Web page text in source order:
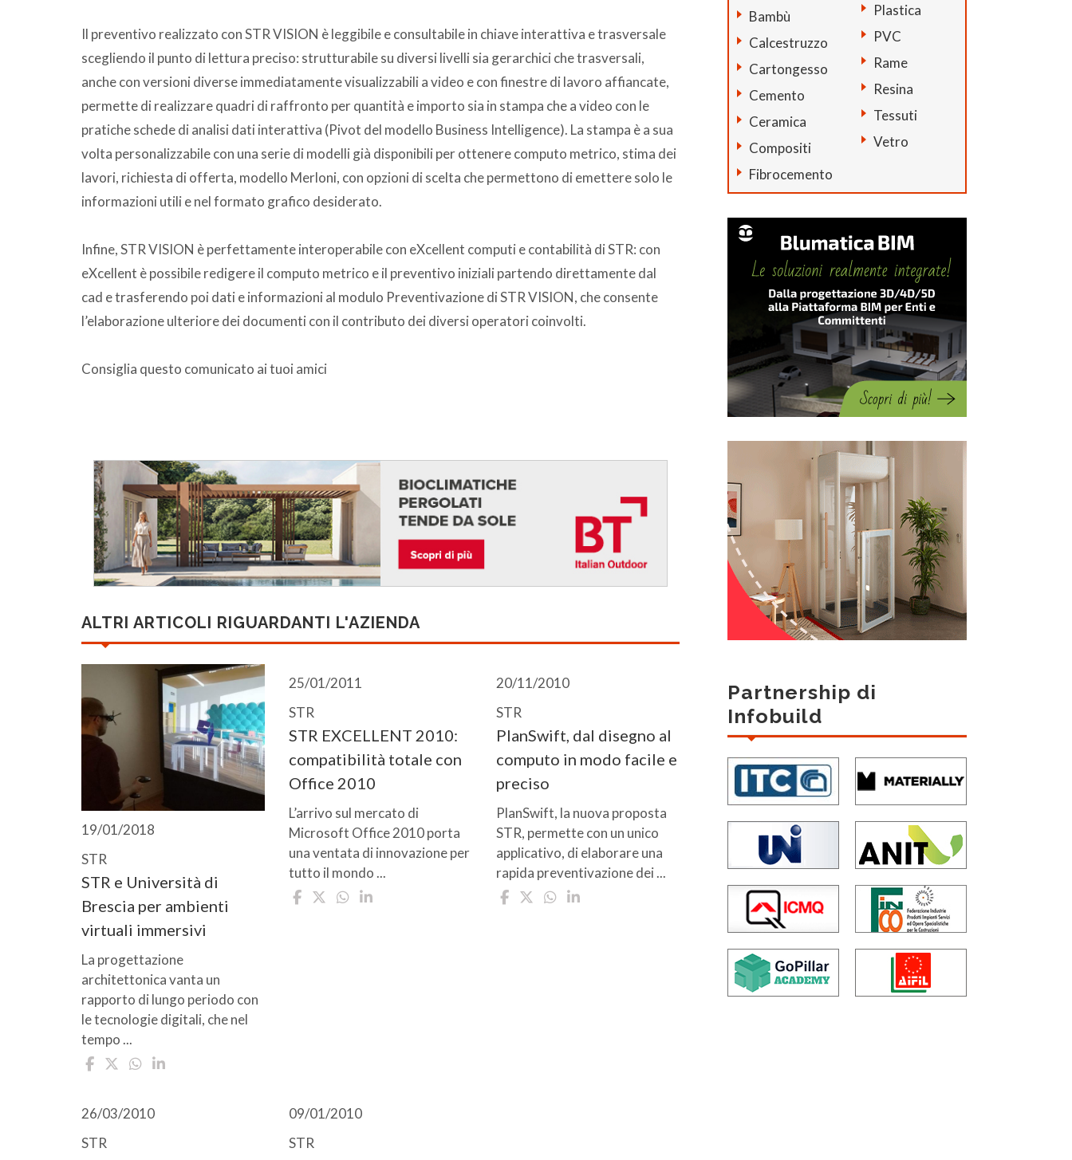
Il preventivo realizzato con STR VISION è leggibile e consultabile in chiave interattiva e trasversale
scegliendo il punto di lettura preciso: strutturabile su diversi livelli sia gerarchici che trasversali,
anche con versioni diverse immediatamente visualizzabili a video e con finestre di lavoro affiancate,
permette di realizzare quadri di raffronto per quantità e importo sia in stampa che a video con le
pratiche schede di analisi dati interattiva (Pivot del modello Business Intelligence). La stampa è a sua
volta personalizzabile con una serie di modelli già disponibili per ottenere computo metrico, stima dei
lavori, richiesta di offerta, modello Merloni, con opzioni di scelta che permettono di emettere solo le
informazioni utili e nel formato grafico desiderato.
Infine, STR VISION è perfettamente interoperabile con eXcellent computi e contabilità di STR: con
eXcellent è possibile redigere il computo metrico e il preventivo iniziali partendo direttamente dal
cad e trasferendo poi dati e informazioni al modulo Preventivazione di STR VISION, che consente
l’elaborazione ulteriore dei documenti con il contributo dei diversi operatori coinvolti.
Consiglia questo comunicato ai tuoi amici
ALTRI ARTICOLI RIGUARDANTI L'AZIENDA
19/01/2018
STR
STR e Università di
Brescia per ambienti
virtuali immersivi
La progettazione
architettonica vanta un
rapporto di lungo periodo con
le tecnologie digitali, che nel
tempo ...
25/01/2011
STR
STR EXCELLENT 2010:
compatibilità totale con
Office 2010
L’arrivo sul mercato di
Microsoft Office 2010 porta
una ventata di innovazione per
tutto il mondo ...
20/11/2010
STR
PlanSwift, dal disegno al
computo in modo facile e
preciso
PlanSwift, la nuova proposta
STR, permette con un unico
applicativo, di elaborare una
rapida preventivazione dei ...
26/03/2010
STR
09/01/2010
STR
Bambù
Calcestruzzo
Cartongesso
Cemento
Ceramica
Compositi
Fibrocemento
Plastica
PVC
Rame
Resina
Tessuti
Vetro
Partnership di
Infobuild